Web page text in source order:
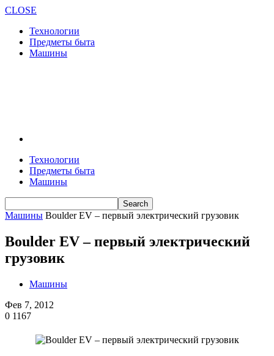
CLOSE
Технологии
Предметы быта
Машины
Технологии
Предметы быта
Машины
Машины Boulder EV – первый электрический грузовик
Boulder EV – первый электрический
грузовик
Машины
Фев 7, 2012
0 1167